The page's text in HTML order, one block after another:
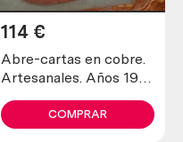
Abre-cartas en cobre.
Artesanales. Años 1900
letters in copper
114 €
COMPRAR